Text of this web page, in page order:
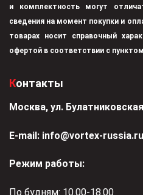
и комплектность могут
сведения на момент покупки и
товарах носит справочный
офертой в соответствии с
Контакты
Москва, ул.
Е-mail: info@vortex-russia.ru
Режим работы:
По будням: 10.00-18.00